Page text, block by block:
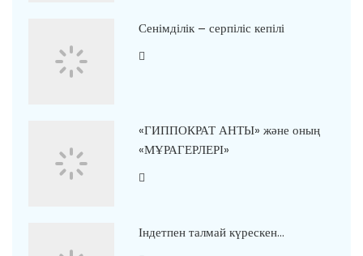
Сенімділік – серпіліс кепілі
«ГИППОКРАТ АНТЫ» және оның
«МҰРАГЕРЛЕРІ»
Індетпен талмай күрескен…